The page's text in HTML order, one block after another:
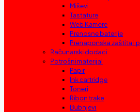
Miševi
Tastature
Web Kamere
Prenosne baterije
Prenaponska zaštita i
Računarski dodaci
Potrošni materijal
Papir
Ink cartridge
Toneri
Ribon trake
Bubnjevi